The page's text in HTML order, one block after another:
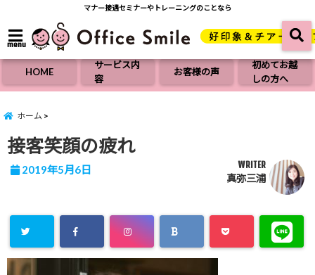
マナー接遇セミナーやトレーニングのことなら
menu
HOME
サービス内
容
お客様の声
初めてお越
しの方へ
ホーム
接客笑顔の疲れ
2019年5月6日 WRITER
真弥三浦